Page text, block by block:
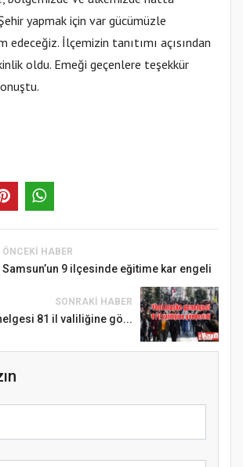
yapmak için var gücümüzle
edeceğiz. İlçemizin tanıtımı açısından
oldu. Emeği geçenlere teşekkür
ÖNCEKI HABER
Samsun’un 9 ilçesinde eğitime kar engeli
SONRAKI HABER
81 il valiliğine gö...